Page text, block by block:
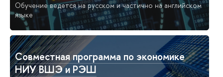
Обучение ведется на русском и частично на английском
языке
Совместная программа по экономике
НИУ ВШЭ и РЭШ